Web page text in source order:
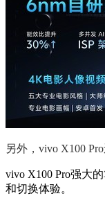
另外，vivo X100
vivo X100 Pro强大
和切换体验。